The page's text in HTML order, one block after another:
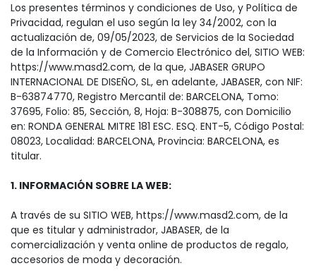
Los presentes términos y condiciones de Uso, y Política de
Privacidad, regulan el uso según la ley 34/2002, con la
actualización de, 09/05/2023, de Servicios de la Sociedad
de la Información y de Comercio Electrónico del, SITIO WEB:
https://www.masd2.com, de la que, JABASER GRUPO
INTERNACIONAL DE DISEÑO, SL, en adelante, JABASER, con NIF:
B-63874770, Registro Mercantil de: BARCELONA, Tomo:
37695, Folio: 85, Sección, 8, Hoja: B-308875, con Domicilio
en: RONDA GENERAL MITRE 181 ESC. ESQ. ENT-5, Código Postal:
08023, Localidad: BARCELONA, Provincia: BARCELONA, es
titular.
1. INFORMACIÓN SOBRE LA WEB:
A través de su SITIO WEB, https://www.masd2.com, de la
que es titular y administrador, JABASER, de la
comercialización y venta online de productos de regalo,
accesorios de moda y decoración.